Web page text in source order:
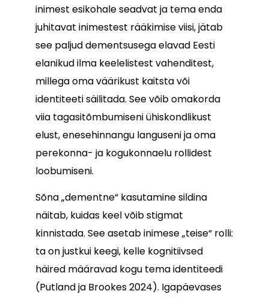
inimest esikohale seadvat ja tema enda
juhitavat inimestest rääkimise viisi, jätab
see paljud dementsusega elavad Eesti
elanikud ilma keelelistest vahenditest,
millega oma väärikust kaitsta või
identiteeti säilitada. See võib omakorda
viia tagasitõmbumiseni ühiskondlikust
elust, enesehinnangu languseni ja oma
perekonna- ja kogukonnaelu rollidest
loobumiseni.
Sõna „dementne“ kasutamine sildina
näitab, kuidas keel võib stigmat
kinnistada. See asetab inimese „teise“ rolli:
ta on justkui keegi, kelle kognitiivsed
häired määravad kogu tema identiteedi
(Putland ja Brookes 2024). Igapäevases